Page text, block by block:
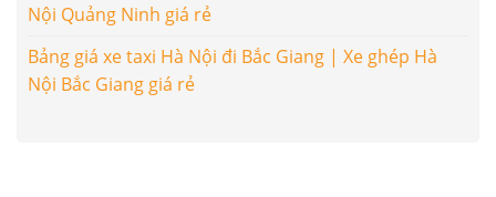
Nội Quảng Ninh giá rẻ
Bảng giá xe taxi Hà Nội đi Bắc Giang | Xe ghép Hà
Nội Bắc Giang giá rẻ